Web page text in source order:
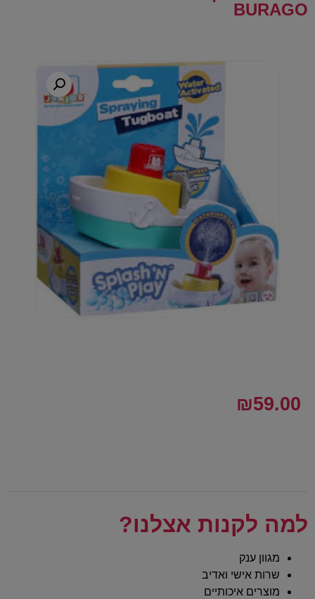
BURAGO
₪59.00
למה לקנות אצלנו?
מגוון ענק
שרות אישי ואדיב
מוצרים איכותיים